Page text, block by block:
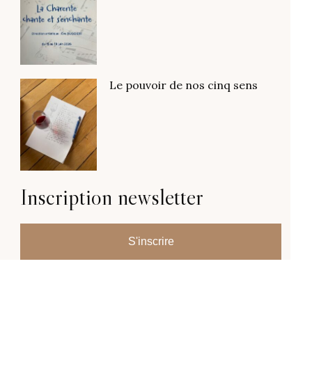
Le pouvoir de nos cinq sens
Inscription newsletter
S'inscrire